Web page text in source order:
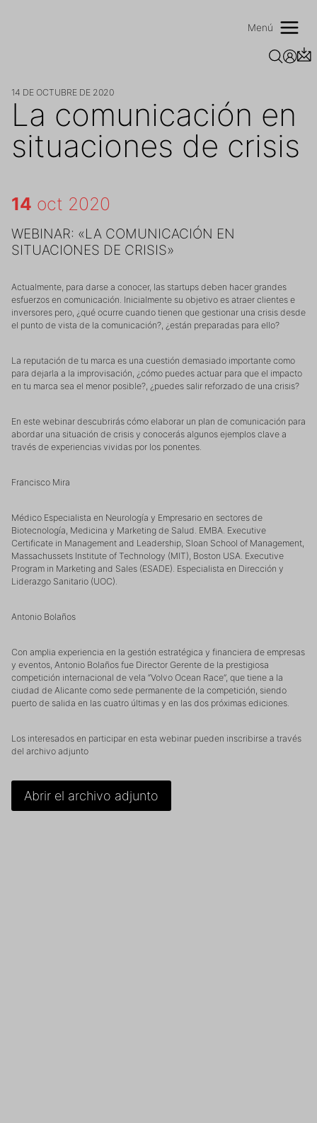
Menú
14 DE OCTUBRE DE 2020
La comunicación en
situaciones de crisis
14 oct 2020
WEBINAR: «LA COMUNICACIÓN EN
SITUACIONES DE CRISIS»
Actualmente, para darse a conocer, las startups deben hacer grandes
esfuerzos en comunicación. Inicialmente su objetivo es atraer clientes e
inversores pero, ¿qué ocurre cuando tienen que gestionar una crisis desde
el punto de vista de la comunicación?, ¿están preparadas para ello?
La reputación de tu marca es una cuestión demasiado importante como
para dejarla a la improvisación, ¿cómo puedes actuar para que el impacto
en tu marca sea el menor posible?, ¿puedes salir reforzado de una crisis?
En este webinar descubrirás cómo elaborar un plan de comunicación para
abordar una situación de crisis y conocerás algunos ejemplos clave a
través de experiencias vividas por los ponentes.
Francisco Mira
Médico Especialista en Neurología y Empresario en sectores de
Biotecnología, Medicina y Marketing de Salud. EMBA. Executive
Certificate in Management and Leadership, Sloan School of Management,
Massachussets Institute of Technology (MIT), Boston USA. Executive
Program in Marketing and Sales (ESADE). Especialista en Dirección y
Liderazgo Sanitario (UOC).
Antonio Bolaños
Con amplia experiencia en la gestión estratégica y financiera de empresas
y eventos, Antonio Bolaños fue Director Gerente de la prestigiosa
competición internacional de vela “Volvo Ocean Race”, que tiene a la
ciudad de Alicante como sede permanente de la competición, siendo
puerto de salida en las cuatro últimas y en las dos próximas ediciones.
Los interesados en participar en esta webinar pueden inscribirse a través
del archivo adjunto
Abrir el archivo adjunto